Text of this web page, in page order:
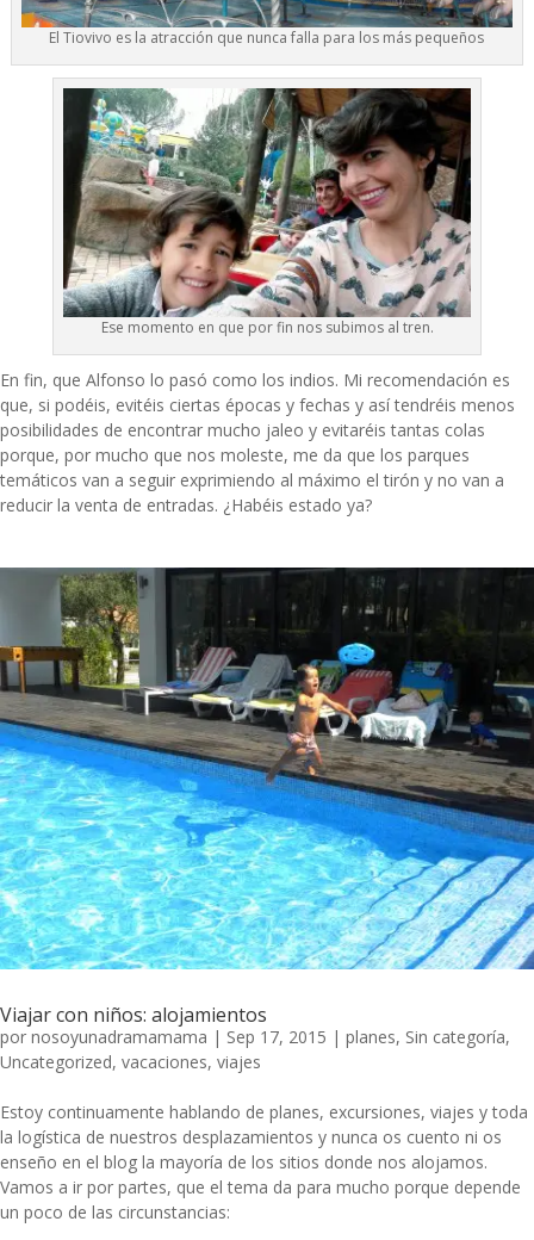
El Tiovivo es la atracción que nunca falla para los más pequeños
Ese momento en que por fin nos subimos al tren.
En fin, que Alfonso lo pasó como los indios. Mi recomendación es
que, si podéis, evitéis ciertas épocas y fechas y así tendréis menos
posibilidades de encontrar mucho jaleo y evitaréis tantas colas
porque, por mucho que nos moleste, me da que los parques
temáticos van a seguir exprimiendo al máximo el tirón y no van a
reducir la venta de entradas. ¿Habéis estado ya?
Viajar con niños: alojamientos
por nosoyunadramamama | Sep 17, 2015 | planes, Sin categoría,
Uncategorized, vacaciones, viajes
Estoy continuamente hablando de planes, excursiones, viajes y toda
la logística de nuestros desplazamientos y nunca os cuento ni os
enseño en el blog la mayoría de los sitios donde nos alojamos.
Vamos a ir por partes, que el tema da para mucho porque depende
un poco de las circunstancias: